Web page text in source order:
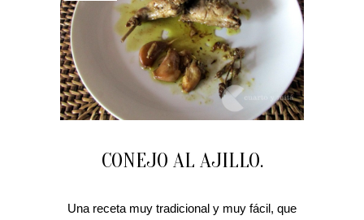
CONEJO AL AJILLO.
Una receta muy tradicional y muy fácil, que